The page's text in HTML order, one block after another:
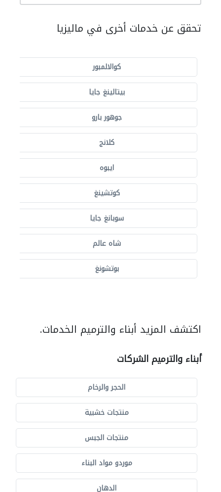
تحقق عن خدمات أخرى في ماليزيا
كوالالمبور
بيتالينغ جايا
جوهور بارو
كلانج
ايبوه
كوتشينغ
سوبانغ جايا
شاه عالم
بوتشونغ
اكتشف المزيد أبناء والترميم الخدمات.
أبناء والترميم الشركات
الحجر والرخام
منتجات خشبية
منتجات الجبس
موردو مواد البناء
الدهان